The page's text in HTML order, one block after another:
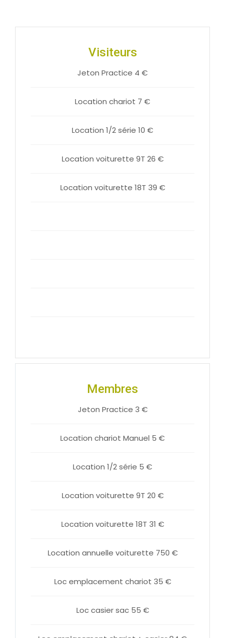
Visiteurs
Jeton Practice 4 €
Location chariot 7 €
Location 1/2 série 10 €
Location voiturette 9T 26 €
Location voiturette 18T 39 €
Membres
Jeton Practice 3 €
Location chariot Manuel 5 €
Location 1/2 série 5 €
Location voiturette 9T 20 €
Location voiturette 18T 31 €
Location annuelle voiturette 750 €
Loc emplacement chariot 35 €
Loc casier sac 55 €